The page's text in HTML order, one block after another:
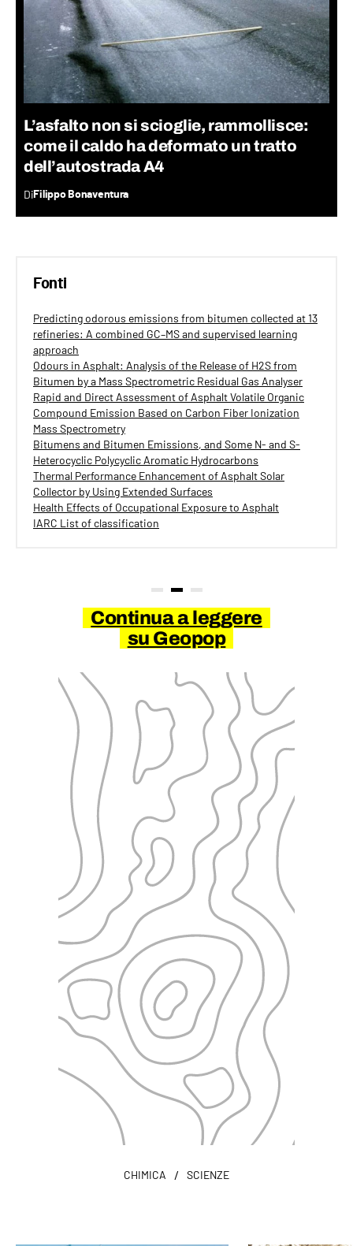
L’asfalto non si scioglie, rammollisce:
come il caldo ha deformato un tratto
dell’autostrada A4
DiFilippo Bonaventura
Fonti
Predicting odorous emissions from bitumen collected at 13
refineries: A combined GC–MS and supervised learning
approach
Odours in Asphalt: Analysis of the Release of H2S from
Bitumen by a Mass Spectrometric Residual Gas Analyser
Rapid and Direct Assessment of Asphalt Volatile Organic
Compound Emission Based on Carbon Fiber Ionization
Mass Spectrometry
Bitumens and Bitumen Emissions, and Some N- and S-
Heterocyclic Polycyclic Aromatic Hydrocarbons
Thermal Performance Enhancement of Asphalt Solar
Collector by Using Extended Surfaces
Health Effects of Occupational Exposure to Asphalt
IARC List of classification
Continua a leggere
su Geopop
CHIMICA / SCIENZE